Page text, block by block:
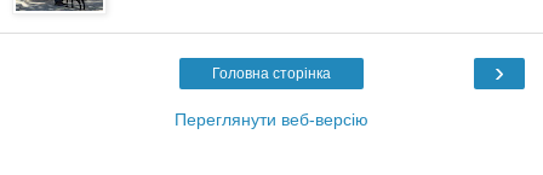
›
Головна сторінка
Переглянути веб-версію